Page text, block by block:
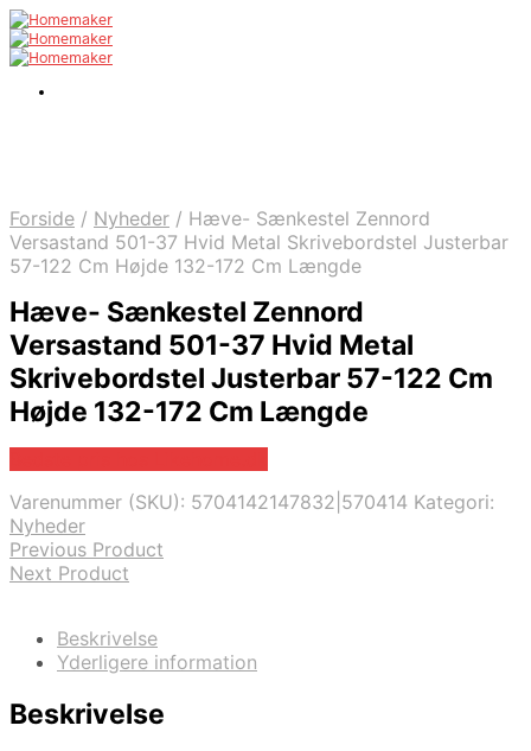
Forside / Nyheder / Hæve- Sænkestel Zennord
Versastand 501-37 Hvid Metal Skrivebordstel Justerbar
57-122 Cm Højde 132-172 Cm Længde
Hæve- Sænkestel Zennord
Versastand 501-37 Hvid Metal
Skrivebordstel Justerbar 57-122 Cm
Højde 132-172 Cm Længde
Varenummer (SKU): 5704142147832|570414 Kategori:
Nyheder
Previous Product
Next Product
Beskrivelse
Yderligere information
Beskrivelse